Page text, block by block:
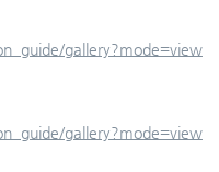
gallery?mode=view
gallery?mode=view